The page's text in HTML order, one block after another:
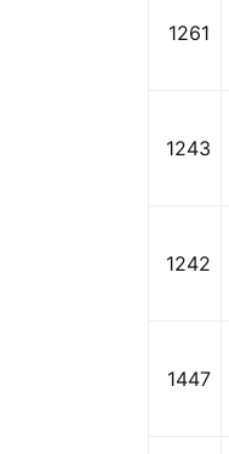
1261
1243
1242
1447